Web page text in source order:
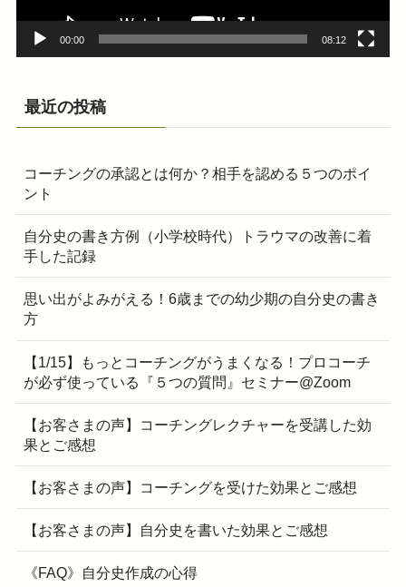
00:00 08:12
最近の投稿
コーチングの承認とは何か？相手を認める５つのポイ
ント
自分史の書き方例（小学校時代）トラウマの改善に着
手した記録
思い出がよみがえる！6歳までの幼少期の自分史の書き
方
【1/15】もっとコーチングがうまくなる！プロコーチ
が必ず使っている『５つの質問』セミナー@Zoom
【お客さまの声】コーチングレクチャーを受講した効
果とご感想
【お客さまの声】コーチングを受けた効果とご感想
【お客さまの声】自分史を書いた効果とご感想
《FAQ》自分史作成の心得